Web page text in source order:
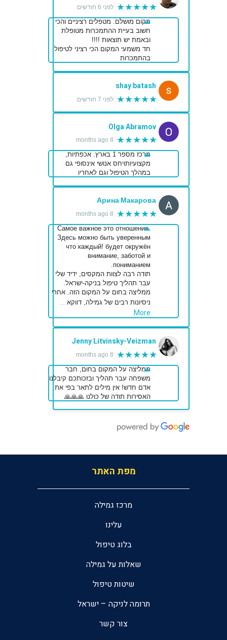
★★★★★ לפני 6 חודשים
מקום מושלם. מטפלים רציניים והכי
חשוב בעיית ההתמכרות מטופלת
ובאמת יש תוצאות !!!!
חד משמעי המקום הכי רציני לטיפול
בהתמכרות
shay batash
★★★★★ לפני 7 חודשים
Olga Abramov
★★★★★
8 months ago
מרכז מספר 1 בארץ. אכפתיות,
מקצועיותויחס אנושי אינסופי גם
במהלך הטיפול וגם לאחריו
Арина Макарова
★★★★★
8 months ago
Самое важное это отношение.
Здесь можно быть уверенным
что каждый! будет окружён
внимание, заботой и
пониманием.
תודה רבה לצוות המקסים, ידיד שלי
עבר תהליך טיפול בניקה-ישראל.
ממליצה בחום על המקום הזה. אחרי
ניסיונות רבים של גמילה, דווקא …
More
Jenny Litvinsky-Veizman
★★★★★
8 months ago
ממליצה על המקום בחום, חבר
משפחה עבר תהליך ובזכותכם קיבלנו
אדם חדש! אין מילים לתאר בפי את
האסירות תודה של כולנו 🙏🙏🙏
מפת האתר
מרכז גמילה
עלינו
בלוג טיפול
שאלות על גמילה
שיטות טיפול
תרומה לניקה – ישראל
צור קשר